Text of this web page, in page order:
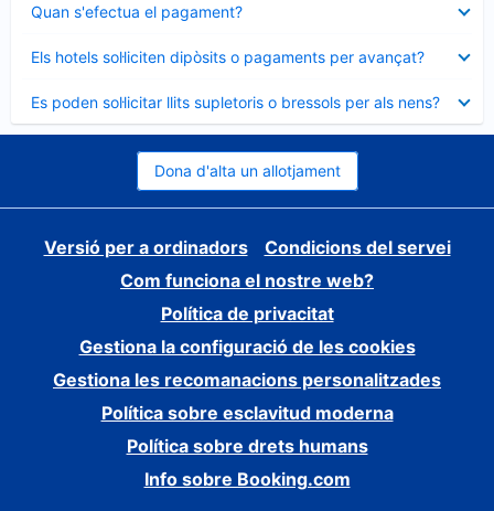
Quan s'efectua el pagament?
tancat
Els hotels sol·liciten dipòsits o pagaments per avançat?
tancat
Es poden sol·licitar llits supletoris o bressols per als nens?
tancat
Dona d'alta un allotjament
Versió per a ordinadors
Condicions del servei
Com funciona el nostre web?
Política de privacitat
Gestiona la configuració de les cookies
Gestiona les recomanacions personalitzades
Política sobre esclavitud moderna
Política sobre drets humans
Info sobre Booking.com